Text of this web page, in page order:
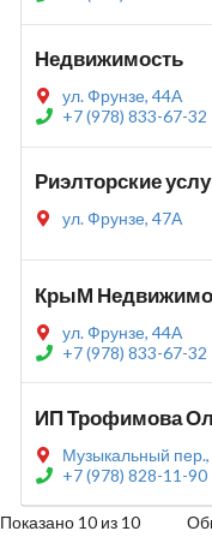
Недвижимость
ул. Фрунзе, 44А
+7 (978) 833-67-32
Риэлторские
ул. Фрунзе, 47А
КрыМ
ул. Фрунзе, 44А
+7 (978) 833-67-32
ИП Трофимова
Музыкальный пер.,
+7 (978) 828-11-90
Показано 10 из 10